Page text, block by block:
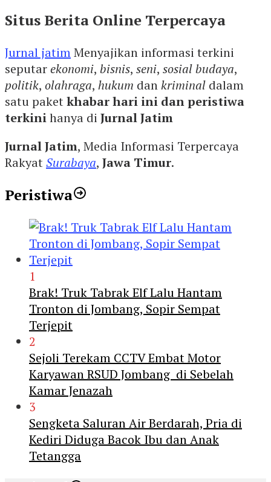
Situs Berita Online Terpercaya
Jurnal jatimMenyajikan informasi terkini
seputarekonomi, bisnis, seni, sosial budaya,
politik, olahraga, hukum dankriminal dalam
satu paketkhabar hari ini dan peristiwa
terkinihanya di Jurnal Jatim
Jurnal Jatim, Media Informasi Terpercaya
RakyatSurabaya, Jawa Timur.
Peristiwa
1
Brak! Truk Tabrak Elf Lalu Hantam
Tronton di Jombang, Sopir Sempat
Terjepit
2
Sejoli Terekam CCTV Embat Motor
Karyawan RSUD Jombang di Sebelah
Kamar Jenazah
3
Sengketa Saluran Air Berdarah, Pria di
Kediri Diduga Bacok Ibu dan Anak
Tetangga